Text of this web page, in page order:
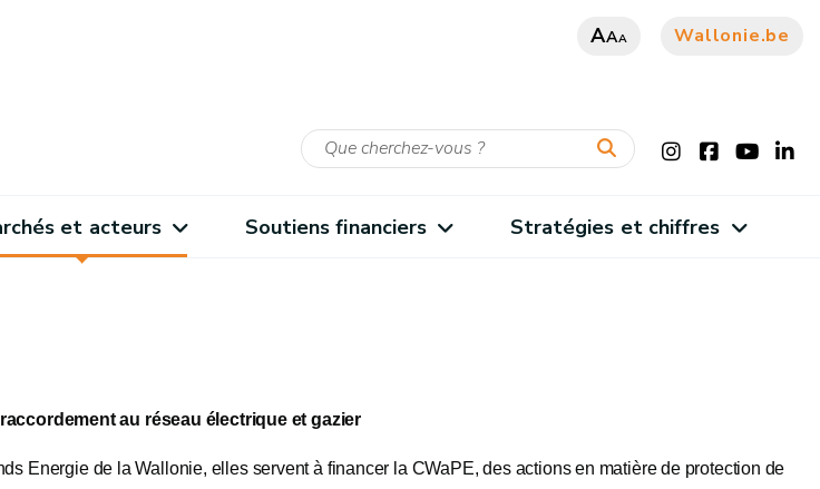
AAA Wallonie.be
et acteurs Soutiens financiers Stratégies et chiffres
au réseau électrique et gazier
Energie de la Wallonie, elles servent à financer la CWaPE, des actions en matière de protection de